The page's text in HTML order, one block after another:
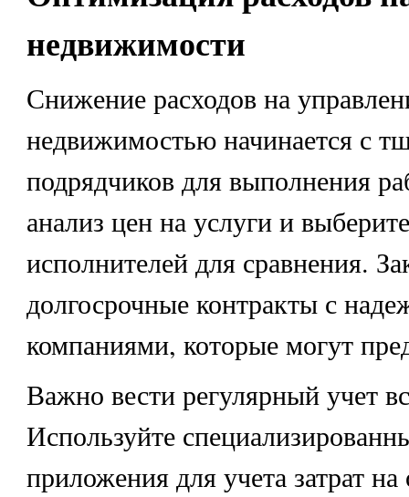
недвижимости
Снижение расходов на
недвижимостью начинается с
подрядчиков для выполнения
анализ цен на услуги и
исполнителей для сравнения.
долгосрочные контракты с
компаниями, которые могут
Важно вести регулярный учет
Используйте
приложения для учета затрат